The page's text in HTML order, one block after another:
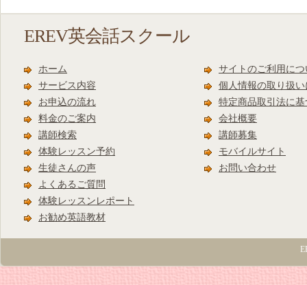
EREV英会話スクール
ホーム
サービス内容
お申込の流れ
料金のご案内
講師検索
体験レッスン予約
生徒さんの声
よくあるご質問
体験レッスンレポート
お勧め英語教材
サイトのご利用につ
個人情報の取り扱
特定商品取引法に
会社概要
講師募集
モバイルサイト
お問い合わせ